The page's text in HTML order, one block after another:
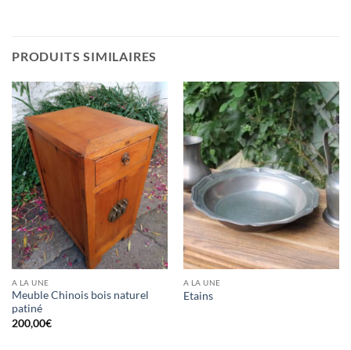
PRODUITS SIMILAIRES
A LA UNE
Meuble Chinois bois naturel
patiné
200,00€
A LA UNE
Etains